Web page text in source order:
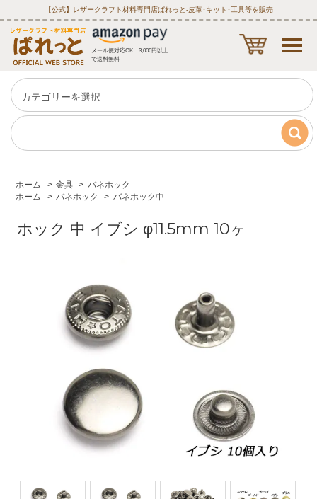
【公式】レザークラフト材料専門店ぱれっと‐皮革･キット･工具等を販売
メール便対応OK 3,000円以上
で送料無料
ホーム > 金具 > バネホック
ホーム
> バネホック > バネホック中
ホック 中 イブシ φ11.5mm 10ヶ